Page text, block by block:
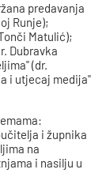
predavanja
Runje);
Matulić);
Dubravka
(dr.
i utjecaj medija"
i župnika
na
i nasilju u